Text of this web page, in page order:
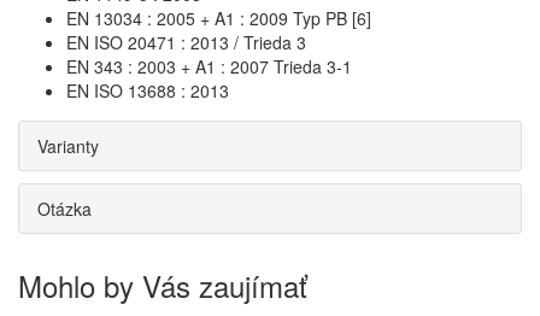
EN 13034 : 2005 + A1 : 2009 Typ PB [6]
EN ISO 20471 : 2013 / Trieda 3
EN 343 : 2003 + A1 : 2007 Trieda 3-1
EN ISO 13688 : 2013
Varianty
Otázka
Mohlo by Vás zaujímať